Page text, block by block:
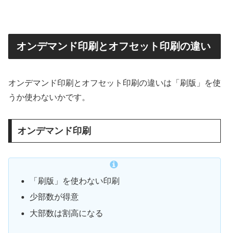
オンデマンド印刷とオフセット印刷の違い
オンデマンド印刷とオフセット印刷の違いは「刷版」を使
うか使わないかです。
オンデマンド印刷
「刷版」を使わない印刷
少部数が得意
大部数は割高になる